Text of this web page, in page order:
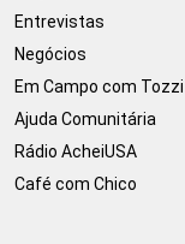
Entrevistas
Negócios
Em Campo com Tozzi
Ajuda Comunitária
Rádio AcheiUSA
Café com Chico